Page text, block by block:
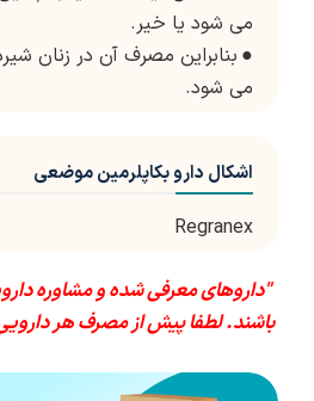
می شود یا خیر.
● بنابراین مصرف آن در زنان
می شود.
اشکال دارو بکاپلرمین موضعی
Regranex
"داروهای معرفی شده و مشاوره
باشند. لطفا پیش از مصرف هر